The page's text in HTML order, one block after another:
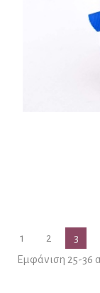
1 2 3
Εμφάνιση 25-36